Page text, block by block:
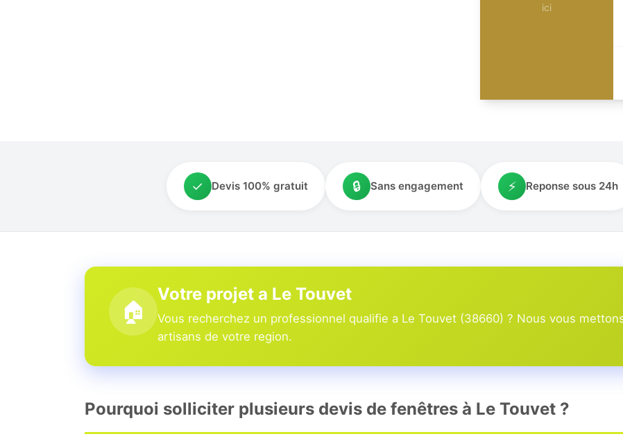
ici
✓ Devis 100% gratuit 🔒 Sans engagement ⚡ Reponse sous 24h
🏠
Votre projet a Le Touvet
Vous recherchez un professionnel qualifie a Le Touvet (38660) ? Nous vous
artisans de votre region.
Pourquoi solliciter plusieurs devis de fenêtres à Le Touvet ?